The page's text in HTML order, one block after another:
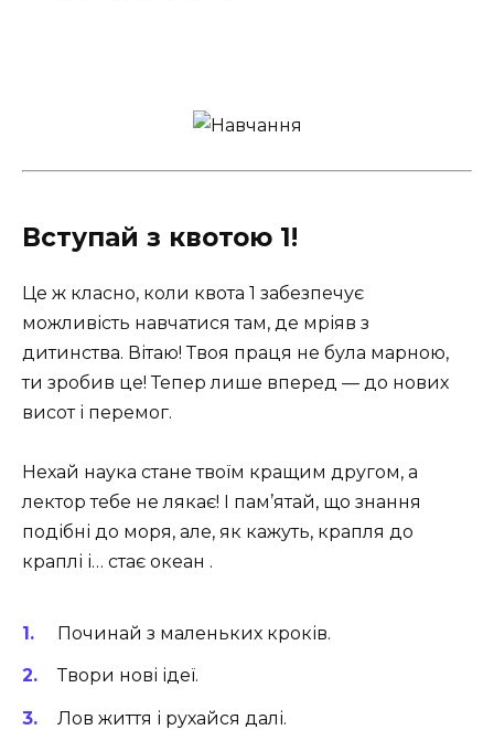
Вступай з квотою 1!
Це ж класно, коли квота 1 забезпечує
можливість навчатися там, де мріяв з
дитинства. Вітаю! Твоя праця не була марною,
ти зробив це! Тепер лише вперед — до нових
висот і перемог.
Нехай наука стане твоїм кращим другом, а
лектор тебе не лякає! І пам’ятай, що знання
подібні до моря, але, як кажуть, крапля до
краплі і… стає океан .
Починай з маленьких кроків.
Твори нові ідеї.
Лов життя і рухайся далі.